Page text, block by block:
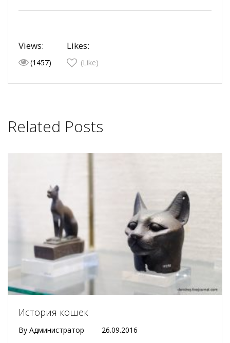
Views:
(1457)
Likes:
(Like)
Related Posts
История кошек
By Администратор
26.09.2016